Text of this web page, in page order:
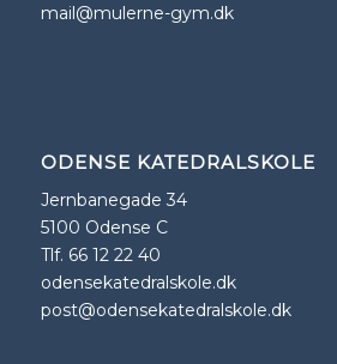
mail@mulerne-gym.dk
ODENSE KATEDRALSKOLE
Jernbanegade 34
5100 Odense C
Tlf. 66 12 22 40
odensekatedralskole.dk
post@odensekatedralskole.dk